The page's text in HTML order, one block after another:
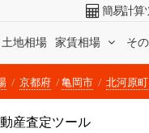
土地相場 家賃相場 そ
簡易計算
京都府 亀岡市 北河原町
産査定ツール